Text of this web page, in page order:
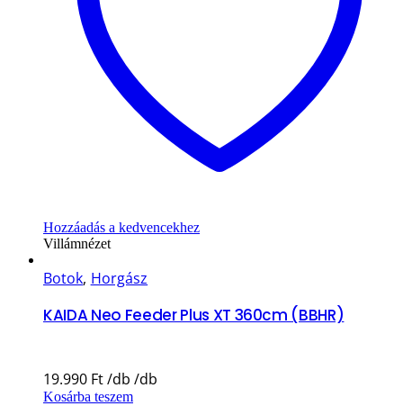
Hozzáadás a kedvencekhez
Villámnézet
Botok, Horgász
KAIDA Neo Feeder Plus XT 360cm (BBHR)
19.990 Ft
Kosárba teszem